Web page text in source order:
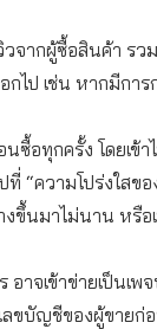
วจากผู้ซื้อสินค้า ร
ไป เช่น หากมีกา
ซื้อทุกครั้ง โดยเข้
“ความโปร่งใสขอ
ขึ้นมาไม่นาน หรือ
อาจเข้าข่ายเป็นเ
ขบัญชีของผู้ขายก่